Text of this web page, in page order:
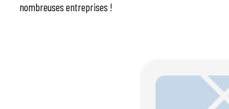
nombreuses entreprises !